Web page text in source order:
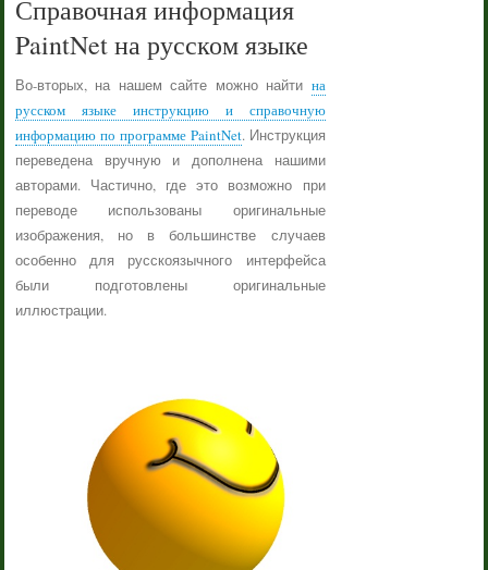
Справочная информация
PaintNet на русском языке
Во-вторых, на нашем сайте можно найти на
русском языке инструкцию и справочную
информацию по программе PaintNet. Инструкция
переведена вручную и дополнена нашими
авторами. Частично, где это возможно при
переводе использованы оригинальные
изображения, но в большинстве случаев
особенно для русскоязычного интерфейса
были подготовлены оригинальные
иллюстрации.